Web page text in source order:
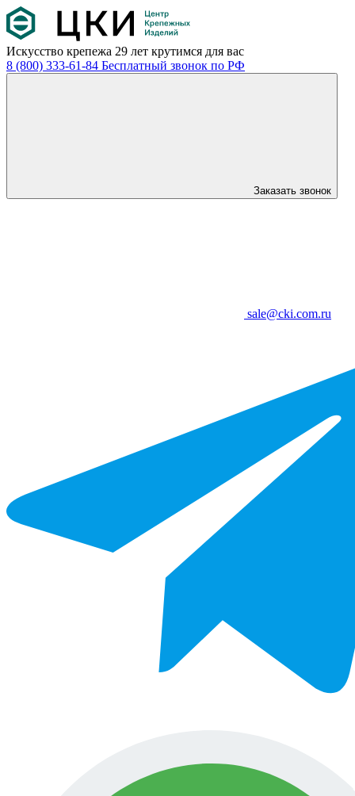
Искусство крепежа 29 лет крутимся для вас
8 (800) 333-61-84 Бесплатный звонок по РФ
Заказать звонок
sale@cki.com.ru